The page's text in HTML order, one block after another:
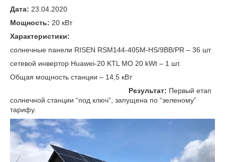
Дата: 23.04.2020
Мощность: 20 кВт
Характеристики:
cолнечные панели RISEN RSM144-405M-HS/9BB/PR – 36 шт
сетевой инвертор Huawei-20 KTL MO 20 kWt – 1 шт.
Общая мощность станции – 14,5 кВт
Результат: Первый етап
солнечной станции “под ключ”, запущена по “зеленому”
тарифу.